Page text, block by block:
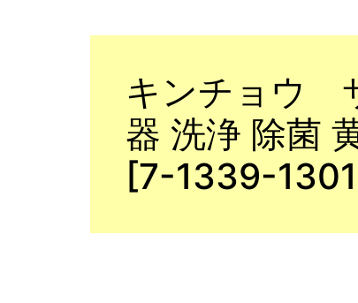
キンチョウ
器 洗浄 除菌
[7-1339-